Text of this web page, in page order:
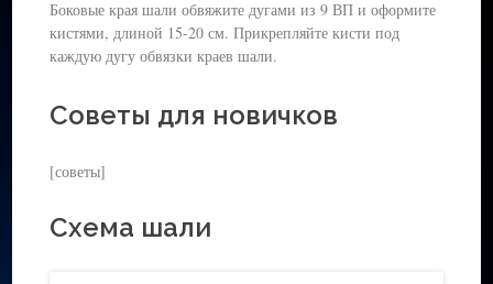
Боковые края шали обвяжите дугами из 9 ВП и оформите
кистями, длиной 15-20 см. Прикрепляйте кисти под
каждую дугу обвязки краев шали.
Советы для новичков
[советы]
Схема шали